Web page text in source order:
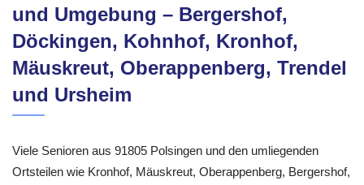
und Umgebung – Bergershof,
Döckingen, Kohnhof, Kronhof,
Mäuskreut, Oberappenberg, Trendel
und Ursheim
Viele Senioren aus 91805 Polsingen und den umliegenden
Ortsteilen wie Kronhof, Mäuskreut, Oberappenberg, Bergershof,